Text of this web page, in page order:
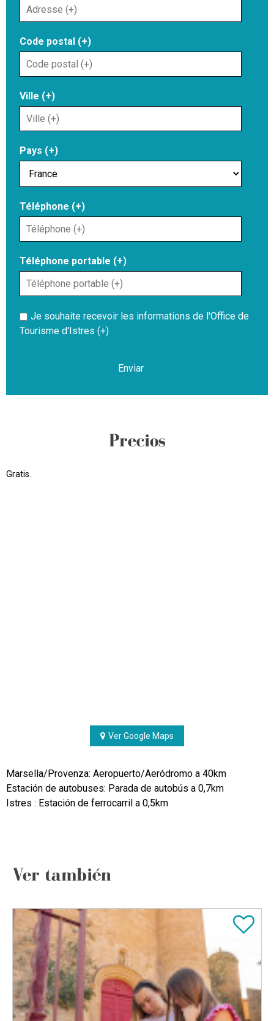
Code postal (+)
Ville (+)
Pays (+)
Téléphone (+)
Téléphone portable (+)
Je souhaite recevoir les informations de l'Office de
Tourisme d'Istres (+)
Precios
Gratis.
Ver Google Maps
Marsella/Provenza: Aeropuerto/Aeródromo a 40km
Estación de autobuses: Parada de autobús a 0,7km
Istres : Estación de ferrocarril a 0,5km
Ver también